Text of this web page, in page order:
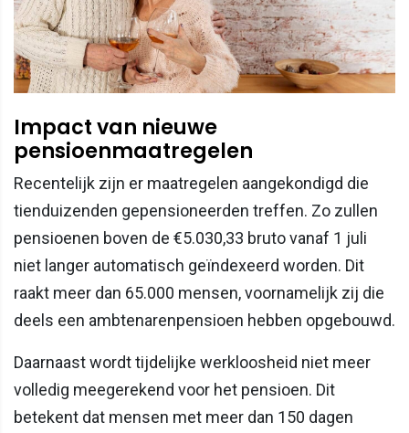
Impact van nieuwe
pensioenmaatregelen
Recentelijk zijn er maatregelen aangekondigd die
tienduizenden gepensioneerden treffen. Zo zullen
pensioenen boven de €5.030,33 bruto vanaf 1 juli
niet langer automatisch geïndexeerd worden. Dit
raakt meer dan 65.000 mensen, voornamelijk zij die
deels een ambtenarenpensioen hebben opgebouwd.
Daarnaast wordt tijdelijke werkloosheid niet meer
volledig meegerekend voor het pensioen. Dit
betekent dat mensen met meer dan 150 dagen